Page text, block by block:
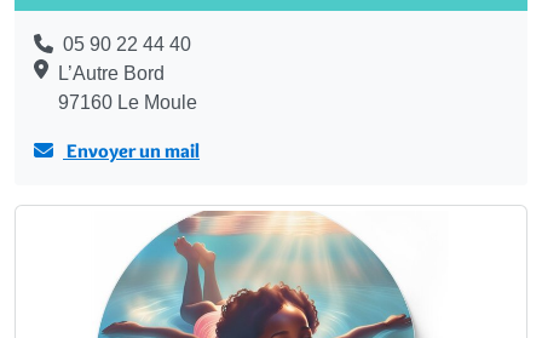
05 90 22 44 40
L’Autre Bord
97160 Le Moule
Envoyer un mail